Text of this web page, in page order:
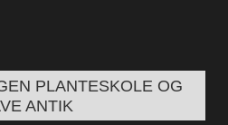
PLANTESKOLE OG
ANTIK